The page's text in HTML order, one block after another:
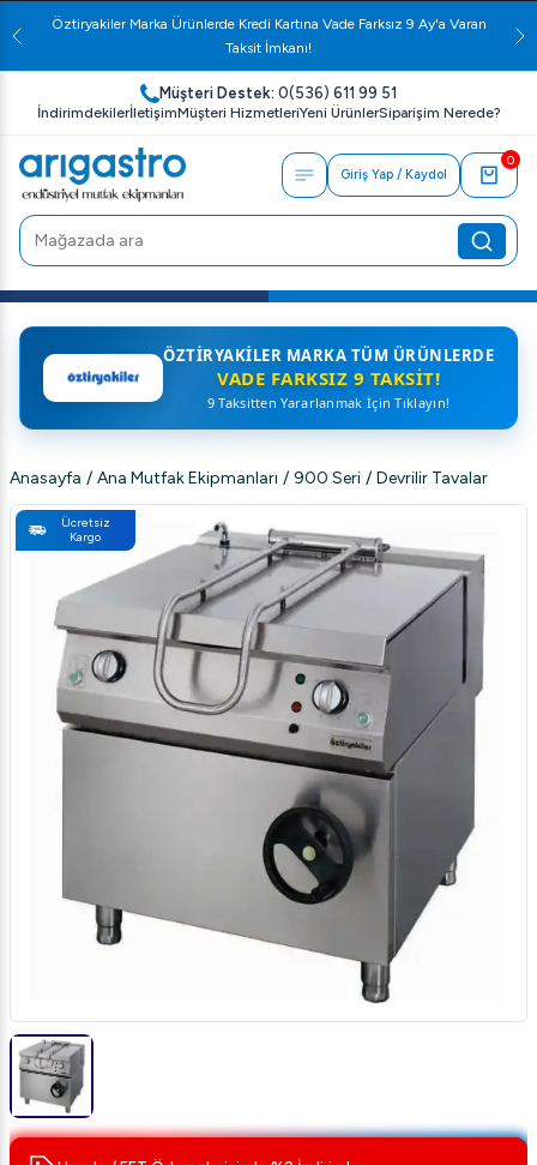
Öztiryakiler Marka Ürünlerde Kredi Kartına Vade Farksız 9 Ay'a Varan
Taksit İmkanı!
Müşteri Destek: 0(536) 611 99 51
İndirimdekilerİletişimMüşteri HizmetleriYeni ÜrünlerSiparişim Nerede?
Giriş Yap / Kaydol
0
ÖZTIRYAKILER MARKA TÜM ÜRÜNLERDE
VADE FARKSIZ 9 TAKSIT!
9 Taksitten Yararlanmak İçin Tıklayın!
Anasayfa / Ana Mutfak Ekipmanları / 900 Seri / Devrilir Tavalar
Ücretsiz
Kargo